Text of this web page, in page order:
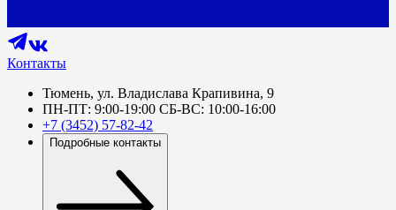
Контакты
Тюмень, ул. Владислава Крапивина, 9
ПН-ПТ: 9:00-19:00 СБ-ВС: 10:00-16:00
+7 (3452) 57-82-42
Подробные контакты